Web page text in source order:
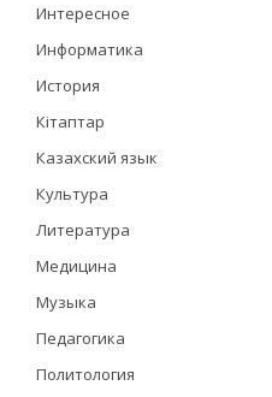
Интересное
Информатика
История
Кітаптар
Казахский язык
Культура
Литература
Медицина
Музыка
Педагогика
Политология